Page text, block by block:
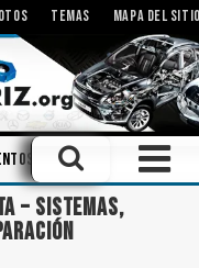
TEMAS MAPA DEL
Ingeniería
– SISTEMAS,